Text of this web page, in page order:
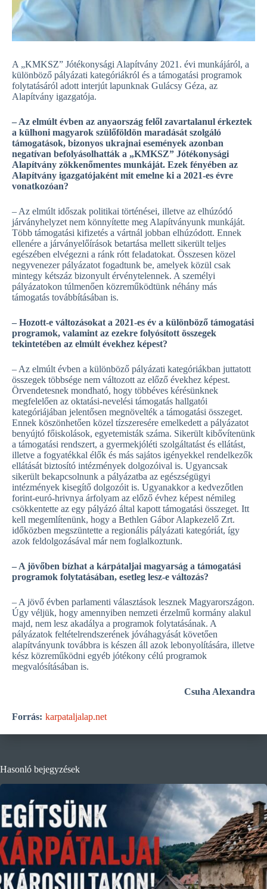
A „KMKSZ” Jótékonysági Alapítvány 2021. évi munkájáról, a
különböző pályázati kategóriákról és a támogatási programok
folytatásáról adott interjút lapunknak Gulácsy Géza, az
Alapítvány igazgatója.
– Az elmúlt évben az anyaország felől zavartalanul érkeztek
a külhoni magyarok szülőföldön maradását szolgáló
támogatások, bizonyos ukrajnai események azonban
negatívan befolyásolhatták a „KMKSZ” Jótékonysági
Alapítvány zökkenőmentes munkáját. Ezek fényében az
Alapítvány igazgatójaként mit emelne ki a 2021-es évre
vonatkozóan?
– Az elmúlt időszak politikai történései, illetve az elhúzódó
járványhelyzet nem könnyítette meg Alapítványunk munkáját.
Több támogatási kifizetés a vártnál jobban elhúzódott. Ennek
ellenére a járványelőírások betartása mellett sikerült teljes
egészében elvégezni a ránk rótt feladatokat. Összesen közel
negyvenezer pályázatot fogadtunk be, amelyek közül csak
mintegy kétszáz bizonyult érvénytelennek. A személyi
pályázatokon túlmenően közreműködtünk néhány más
támogatás továbbításában is.
– Hozott-e változásokat a 2021-es év a különböző támogatási
programok, valamint az ezekre folyósított összegek
tekintetében az elmúlt évekhez képest?
– Az elmúlt évben a különböző pályázati kategóriákban juttatott
összegek többsége nem változott az előző évekhez képest.
Örvendetesnek mondható, hogy többéves kérésünknek
megfelelően az oktatási-nevelési támogatás hallgatói
kategóriájában jelentősen megnövelték a támogatási összeget.
Ennek köszönhetően közel tízszeresére emelkedett a pályázatot
benyújtó főiskolások, egyetemisták száma. Sikerült kibővítenünk
a támogatási rendszert, a gyermekjóléti szolgáltatást és ellátást,
illetve a fogyatékkal élők és más sajátos igényekkel rendelkezők
ellátását biztosító intézmények dolgozóival is. Ugyancsak
sikerült bekapcsolnunk a pályázatba az egészségügyi
intézmények kisegítő dolgozóit is. Ugyanakkor a kedvezőtlen
forint-euró-hrivnya árfolyam az előző évhez képest némileg
csökkentette az egy pályázó által kapott támogatási összeget. Itt
kell megemlítenünk, hogy a Bethlen Gábor Alapkezelő Zrt.
időközben megszüntette a regionális pályázati kategóriát, így
azok feldolgozásával már nem foglalkoztunk.
– A jövőben bízhat a kárpátaljai magyarság a támogatási
programok folytatásában, esetleg lesz-e változás?
– A jövő évben parlamenti választások lesznek Magyarországon.
Úgy véljük, hogy amennyiben nemzeti érzelmű kormány alakul
majd, nem lesz akadálya a programok folytatásának. A
pályázatok feltételrendszerének jóváhagyását követően
alapítványunk továbbra is készen áll azok lebonyolítására, illetve
kész közreműködni egyéb jótékony célú programok
megvalósításában is.
Csuha Alexandra
Forrás: karpataljalap.net
Hasonló bejegyzések